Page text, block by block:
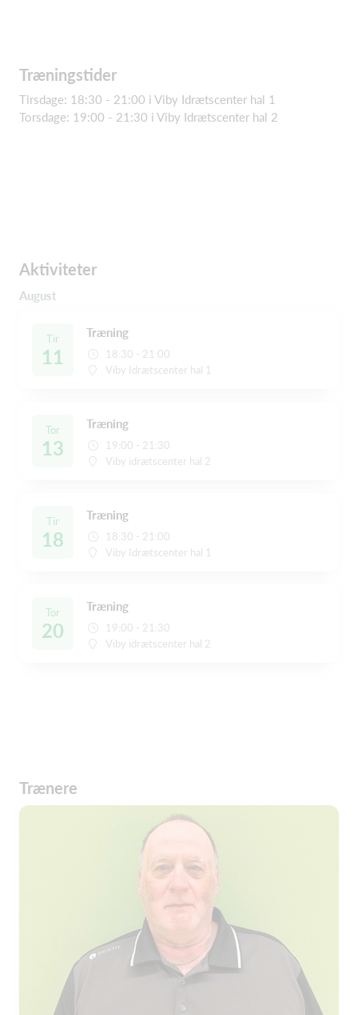
Træningstider
Tirsdage: 18:30 - 21:00 i Viby Idrætscenter hal 1
Torsdage: 19:00 - 21:30 i Viby Idrætscenter hal 2
Aktiviteter
August
Tir
11
Træning
18:30 - 21:00
Viby Idrætscenter hal 1
Tor
13
Træning
19:00 - 21:30
Viby idrætscenter hal 2
Tir
18
Træning
18:30 - 21:00
Viby Idrætscenter hal 1
Tor
20
Træning
19:00 - 21:30
Viby idrætscenter hal 2
Trænere